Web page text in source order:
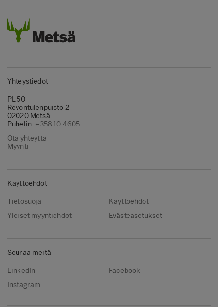
Yhteystiedot
PL 50
Revontulenpuisto 2
02020 Metsä
Puhelin: +358 10 4605
Ota yhteyttä
Myynti
Käyttöehdot
Tietosuoja
Käyttöehdot
Yleiset myyntiehdot
Evästeasetukset
Seuraa meitä
LinkedIn
Facebook
Instagram